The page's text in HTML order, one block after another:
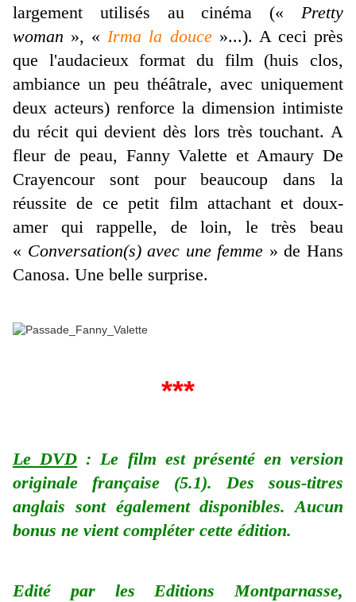
largement utilisés au cinéma (« Pretty
woman », « Irma la douce»...). A ceci près
que l'audacieux format du film (huis clos,
ambiance un peu théâtrale, avec uniquement
deux acteurs) renforce la dimension intimiste
du récit qui devient dès lors très touchant. A
fleur de peau, Fanny Valette et Amaury De
Crayencour sont pour beaucoup dans la
réussite de ce petit film attachant et doux-
amer qui rappelle, de loin, le très beau
« Conversation(s) avec une femme » de Hans
Canosa. Une belle surprise.
***
Le DVD : Le film est présenté en version
originale française (5.1). Des sous-titres
anglais sont également disponibles. Aucun
bonus ne vient compléter cette édition.
Edité par les Editions Montparnasse,